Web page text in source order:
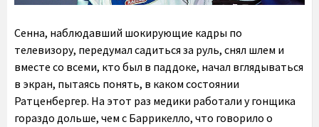
Сенна, наблюдавший шокирующие кадры по
телевизору, передумал садиться за руль, снял шлем и
вместе со всеми, кто был в паддоке, начал вглядываться
в экран, пытаясь понять, в каком состоянии
Ратценбергер. На этот раз медики работали у гонщика
гораздо дольше, чем с Баррикелло, что говорило о